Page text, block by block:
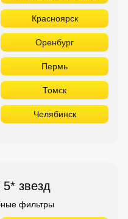
Красноярск
Оренбург
Пермь
Томск
Челябинск
звезд
фильтры